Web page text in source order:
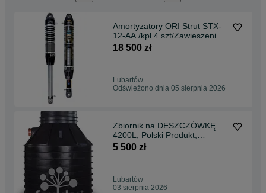
Amortyzatory ORI Strut STX-
12-AA /kpl 4 szt/Zawieszenie
OffRoad, Zmota
18 500 zł
Lubartów
Odświeżono dnia 05 sierpnia 2026
Zbiornik na DESZCZÓWKĘ
4200L, Polski Produkt,
Nadstawka, Wyjście na pompę
5 500 zł
Lubartów
03 sierpnia 2026